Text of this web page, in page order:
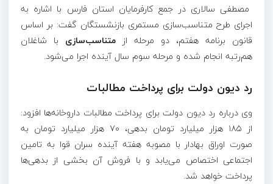
مصطفی سالاری در جمع کارفرمایان استان فارس با اشاره به
اجرای طرح متناسب‌سازی مستمری بازنشستگان گفت: بر اساس
قانون برنامه هفتم، دو مرحله از متناسب‌سازی با شاغلان
هم‌رتبه انجام شده و مرحله سوم سال آینده اجرا می‌شود.
رد دیون دولت برای پرداخت مطالبات
وی درباره رد دیون دولت برای پرداخت مطالبات داروخانه‌ها افزود:
از ۱۸۵ هزار میلیارد تومان بدهی، ۷۰ هزار میلیارد تومان به
صورت اوراق بهادار با مصوبه هفته آینده سران قوا به تامین
اجتماعی اختصاص می‌یابد و با فروش آن بخشی از بدهی‌ها
پرداخت خواهد شد.